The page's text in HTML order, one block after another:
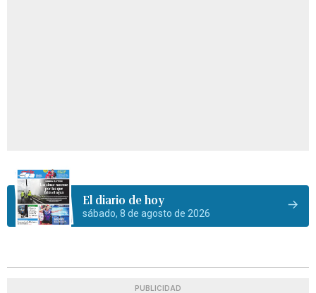
El diario de hoy
sábado, 8 de agosto de 2026
PUBLICIDAD